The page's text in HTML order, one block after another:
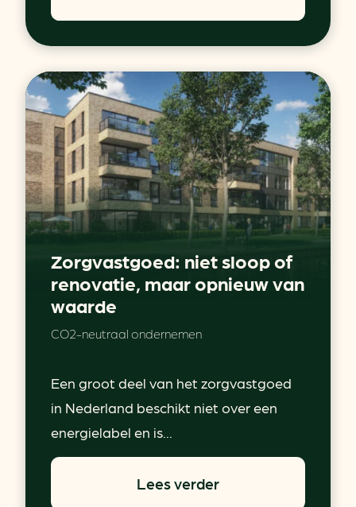
Zorgvastgoed: niet sloop of
renovatie, maar opnieuw van
waarde
CO2-neutraal ondernemen
Een groot deel van het zorgvastgoed
in Nederland beschikt niet over een
energielabel en is...
Lees verder